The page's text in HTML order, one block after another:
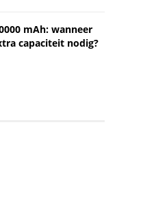
mAh: wanneer
capaciteit nodig?